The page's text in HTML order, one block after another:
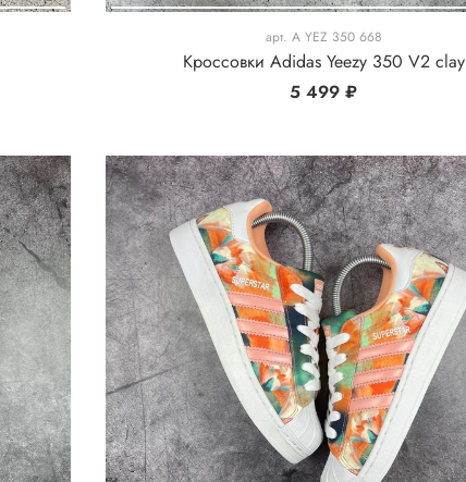
арт. A YEZ 350 668
Кроссовки Adidas Yeezy 350 V2 clay
5 499 ₽